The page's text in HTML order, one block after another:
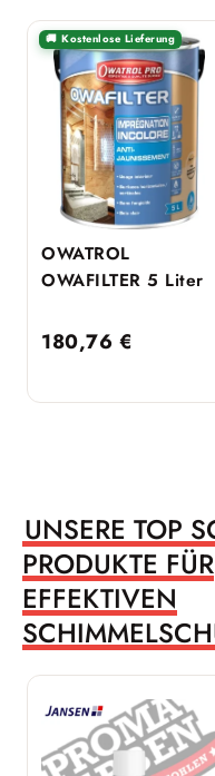
🚚 Kostenlose Lieferung
OWATROL
OWAFILTER 5 Liter
180,76 €
UNSERE TOP
PRODUKTE FÜR
EFFEKTIVEN